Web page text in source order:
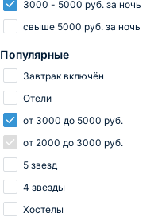
3000 - 5000 руб. за ночь
свыше 5000 руб. за ночь
Популярные
Завтрак включён
Отели
от 3000 до 5000 руб.
от 2000 до 3000 руб.
5 звезд
4 звезды
Хостелы